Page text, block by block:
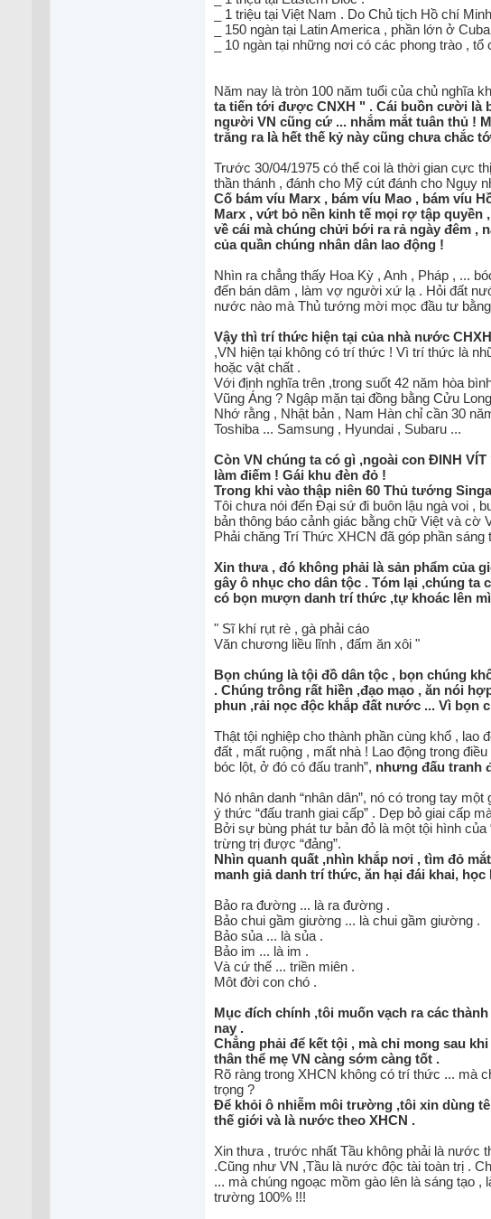
_ 1 triệu tại Việt Nam . Do Chủ tịch Hồ chí Minh
_ 150 ngàn tại Latin America , phần lớn ở
_ 10 ngàn tại những nơi có các phong trào ,
Năm nay là tròn 100 năm tuổi của chủ nghĩa
ta tiến tới được CNXH " . Cái buồn cười là
người VN cũng cứ ... nhắm mắt tuân thủ !
trắng ra là hết thế kỷ này cũng chưa chắc
Trước 30/04/1975 có thể coi là thời gian cực
thần thánh , đánh cho Mỹ cút đánh cho Ngụy
Cố bám víu Marx , bám víu Mao , bám víu
Marx , vứt bỏ nền kinh tế mọi rợ tập
về cái mà chúng chửi bới ra rả ngày đêm ,
của quần chúng nhân dân lao động !
Nhìn ra chẳng thấy Hoa Kỳ , Anh , Pháp , ...
đến bán dâm , làm vợ người xứ lạ . Hỏi đất
nước nào mà Thủ tướng mời mọc đầu tư
Vậy thì trí thức hiện tại của nhà nước
,VN hiện tại không có trí thức ! Vì trí thức là
hoặc vật chất .
Với định nghĩa trên ,trong suốt 42 năm hòa
Vũng Áng ? Ngập mặn tại đồng bằng Cửu
Nhớ rằng , Nhật bản , Nam Hàn chỉ cần 30
Toshiba ... Samsung , Hyundai , Subaru ...
Còn VN chúng ta có gì ,ngoài con ĐINH
làm điếm ! Gái khu đèn đỏ !
Trong khi vào thập niên 60 Thủ tướng
Tôi chưa nói đến Đại sứ đi buôn lậu ngà voi ,
bản thông báo cảnh giác bằng chữ Việt và cờ
Phải chăng Trí Thức XHCN đã góp phần
Xin thưa , đó không phải là sản phẩm của
gây ô nhục cho dân tộc . Tóm lại ,chúng ta
có bọn mượn danh trí thức ,tự khoác lên
" Sĩ khí rụt rè , gà phải cáo
Văn chương liều lĩnh , đấm ăn xôi "
Bọn chúng là tội đồ dân tộc , bọn chúng
. Chúng trông rất hiền ,đạo mạo , ăn nói
phun ,rải nọc độc khắp đất nước ... Vì bọn
Thật tội nghiệp cho thành phần cùng khổ ,
đất , mất ruộng , mất nhà ! Lao động trong
bóc lột, ở đó có đấu tranh”, nhưng đấu tranh
Nó nhân danh “nhân dân”, nó có trong tay
ý thức “đấu tranh giai cấp” . Dẹp bỏ giai cấp
Bởi sự bùng phát tư bản đỏ là một tội hình
trừng trị được “đảng”.
Nhìn quanh quất ,nhìn khắp nơi , tìm đỏ
manh giả danh trí thức, ăn hại đái khai, học
Bảo ra đường ... là ra đường .
Bảo chui gầm giường ... là chui gầm giường .
Bảo sủa ... là sủa .
Bảo im ... là im .
Và cứ thế ... triền miên .
Môt đời con chó .
Mục đích chính ,tôi muốn vạch ra các
nay .
Chẳng phải để kết tội , mà chỉ mong sau
thân thể mẹ VN càng sớm càng tốt .
Rõ ràng trong XHCN không có trí thức ... mà
trọng ?
Để khỏi ô nhiễm môi trường ,tôi xin dùng
thế giới và là nước theo XHCN .
Xin thưa , trước nhất Tầu không phải là nước
.Cũng như VN ,Tầu là nước độc tài toàn trị .
... mà chúng ngoạc mồm gào lên là sáng tạo
trường 100% !!!